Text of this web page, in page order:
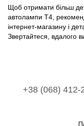
Щоб отримати більш
автолампи Т4,
інтернет-магазину і
Звертайтеся, вдалого
+38 (068) 412-